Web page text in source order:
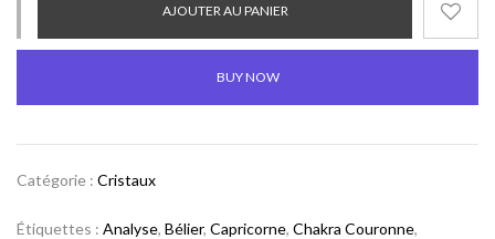
AJOUTER AU PANIER
BUY NOW
Catégorie : Cristaux
Étiquettes : Analyse, Bélier, Capricorne, Chakra Couronne,